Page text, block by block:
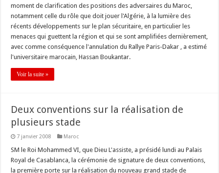
moment de clarification des positions des adversaires du Maroc,
notamment celle du rôle que doit jouer l'Algérie, à la lumière des
récents développements sur le plan sécuritaire, en particulier les
menaces qui guettent la région et qui se sont amplifiées dernièrement,
avec comme conséquence l'annulation du Rallye Paris-Dakar , a estimé
l'universitaire marocain, Hassan Boukantar.
Voir la suite »
Deux conventions sur la réalisation de
plusieurs stade
7 janvier 2008 Maroc
SM le Roi Mohammed VI, que Dieu L'assiste, a présidé lundi au Palais
Royal de Casablanca, la cérémonie de signature de deux conventions,
la première porte sur la réalisation du nouveau grand stade de